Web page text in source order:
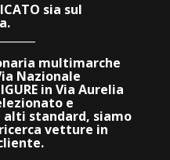
sia sul
multimarche
Nazionale
in Via Aurelia
e
standard, siamo
vetture in